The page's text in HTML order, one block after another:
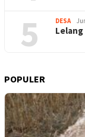
5 DESA
POPULER